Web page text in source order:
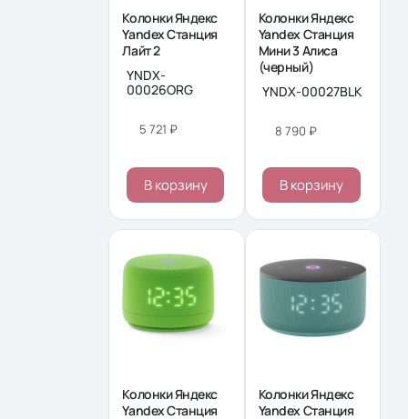
Колонки Яндекс
Yandex Станция
Лайт 2
YNDX-
00026ORG
5 721 ₽
В корзину
Колонки Яндекс
Yandex Станция
Мини 3 Алиса
(черный)
YNDX-00027BLK
8 790 ₽
В корзину
Колонки Яндекс
Yandex Станция
Колонки Яндекс
Yandex Станция